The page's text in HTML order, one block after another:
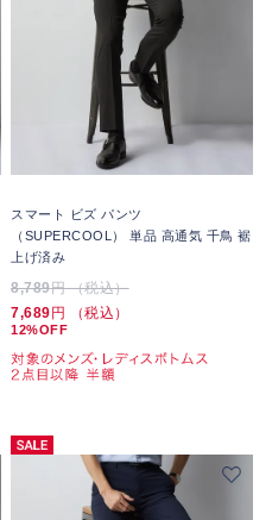
スマート ビズ パンツ
（SUPERCOOL） 単品 高通気 千鳥 裾
上げ済み
8,789円 （税込）
7,689円 （税込）
12%OFF